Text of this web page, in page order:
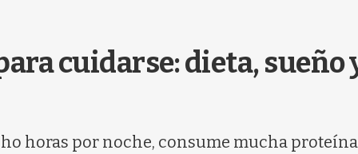
cuidarse: dieta,
horas por noche, consume mucha